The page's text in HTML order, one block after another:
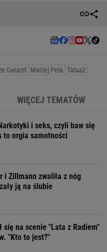
Gwiazd Maciej Pela Tatuaż
WIĘCEJ TEMATÓW
i seks, czyli baw się
to orgia samotności
i Zillmann zwaliła z nóg
ją na ślubie
się na scenie "Lata z Radiem"
"Kto to jest?"